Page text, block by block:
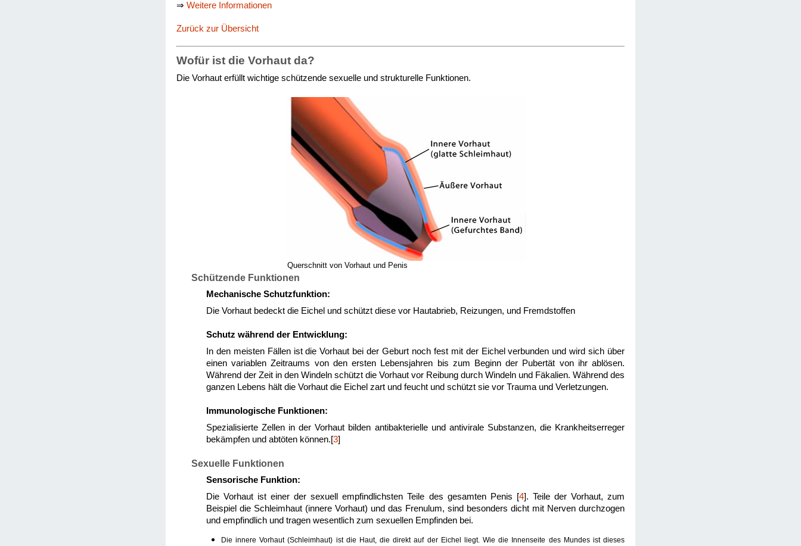
⇒ Weitere Informationen
Zurück zur Übersicht
Wofür ist die Vorhaut da?
Die Vorhaut erfüllt wichtige schützende sexuelle und strukturelle Funktionen.
Querschnitt von Vorhaut und Penis
Schützende Funktionen
Mechanische Schutzfunktion:
Die Vorhaut bedeckt die Eichel und schützt diese vor Hautabrieb, Reizungen, und Fremdstoffen
Schutz während der Entwicklung:
In den meisten Fällen ist die Vorhaut bei der Geburt noch fest mit der Eichel verbunden und wird sich über
einen variablen Zeitraums von den ersten Lebensjahren bis zum Beginn der Pubertät von ihr ablösen.
Während der Zeit in den Windeln schützt die Vorhaut vor Reibung durch Windeln und Fäkalien. Während des
ganzen Lebens hält die Vorhaut die Eichel zart und feucht und schützt sie vor Trauma und Verletzungen.
Immunologische Funktionen:
Spezialisierte Zellen in der Vorhaut bilden antibakterielle und antivirale Substanzen, die Krankheitserreger
bekämpfen und abtöten können.[3]
Sexuelle Funktionen
Sensorische Funktion:
Die Vorhaut ist einer der sexuell empfindlichsten Teile des gesamten Penis [4]. Teile der Vorhaut, zum
Beispiel die Schleimhaut (innere Vorhaut) und das Frenulum, sind besonders dicht mit Nerven durchzogen
und empfindlich und tragen wesentlich zum sexuellen Empfinden bei.
Die innere Vorhaut (Schleimhaut) ist die Haut, die direkt auf der Eichel liegt. Wie die Innenseite des Mundes ist dieses